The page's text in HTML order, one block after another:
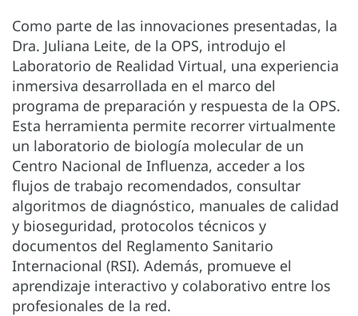
Como parte de las innovaciones presentadas, la
Dra. Juliana Leite, de la OPS, introdujo el
Laboratorio de Realidad Virtual, una experiencia
inmersiva desarrollada en el marco del
programa de preparación y respuesta de la OPS.
Esta herramienta permite recorrer virtualmente
un laboratorio de biología molecular de un
Centro Nacional de Influenza, acceder a los
flujos de trabajo recomendados, consultar
algoritmos de diagnóstico, manuales de calidad
y bioseguridad, protocolos técnicos y
documentos del Reglamento Sanitario
Internacional (RSI). Además, promueve el
aprendizaje interactivo y colaborativo entre los
profesionales de la red.